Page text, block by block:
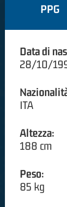
PPG
Data di
28/10/
ITA
Altezza:
188 cm
Peso:
85 kg